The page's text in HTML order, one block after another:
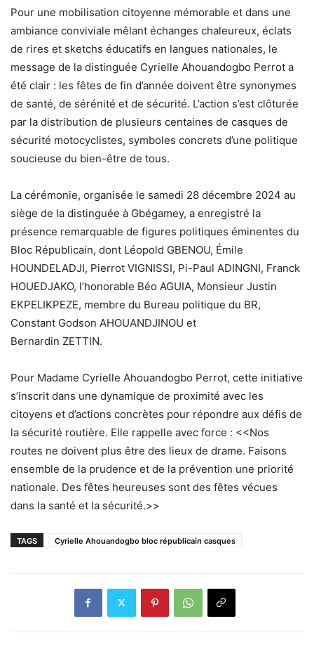
Pour une mobilisation citoyenne mémorable et dans une
ambiance conviviale mêlant échanges chaleureux, éclats
de rires et sketchs éducatifs en langues nationales, le
message de la distinguée Cyrielle Ahouandogbo Perrot a
été clair : les fêtes de fin d’année doivent être synonymes
de santé, de sérénité et de sécurité. L’action s’est clôturée
par la distribution de plusieurs centaines de casques de
sécurité motocyclistes, symboles concrets d’une politique
soucieuse du bien-être de tous.
La cérémonie, organisée le samedi 28 décembre 2024 au
siège de la distinguée à Gbégamey, a enregistré la
présence remarquable de figures politiques éminentes du
Bloc Républicain, dont Léopold GBENOU, Émile
HOUNDELADJI, Pierrot VIGNISSI, Pi-Paul ADINGNI, Franck
HOUEDJAKO, l’honorable Béo AGUIA, Monsieur Justin
EKPELIKPEZE, membre du Bureau politique du BR,
Constant Godson AHOUANDJINOU et
Bernardin ZETTIN.
Pour Madame Cyrielle Ahouandogbo Perrot, cette initiative
s’inscrit dans une dynamique de proximité avec les
citoyens et d’actions concrètes pour répondre aux défis de
la sécurité routière. Elle rappelle avec force : <<Nos
routes ne doivent plus être des lieux de drame. Faisons
ensemble de la prudence et de la prévention une priorité
nationale. Des fêtes heureuses sont des fêtes vécues
dans la santé et la sécurité.>>
TAGS Cyrielle Ahouandogbo bloc républicain casques